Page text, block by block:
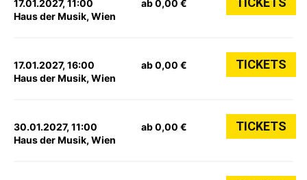
17.01.2027, 11:00
Haus der Musik, Wien
ab 0,00 €
17.01.2027, 16:00
Haus der Musik, Wien
ab 0,00 € TICKETS
30.01.2027, 11:00
Haus der Musik, Wien
ab 0,00 € TICKETS